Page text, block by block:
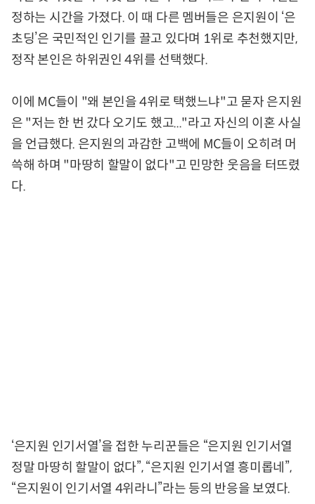
정하는 시간을 가졌다. 이 때 다른 멤버들은 은지원이 ‘은
초딩’은 국민적인 인기를 끌고 있다며 1위로 추천했지만,
정작 본인은 하위권인 4위를 선택했다.
이에 MC들이 "왜 본인을 4위로 택했느냐"고 묻자 은지원
은 "저는 한 번 갔다 오기도 했고..."라고 자신의 이혼 사실
을 언급했다. 은지원의 과감한 고백에 MC들이 오히려 머
쓱해 하며 "마땅히 할말이 없다"고 민망한 웃음을 터뜨렸
다.
‘은지원 인기서열’을 접한 누리꾼들은 “은지원 인기서열
정말 마땅히 할말이 없다”, “은지원 인기서열 흥미롭네”,
“은지원이 인기서열 4위라니”라는 등의 반응을 보였다.